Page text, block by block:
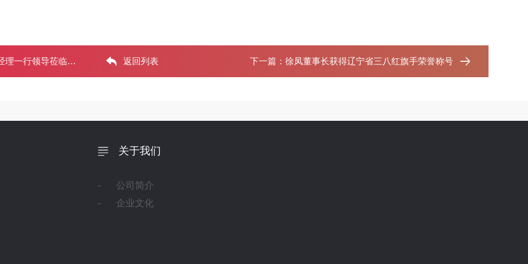
行领导莅临抚机 返回列表 下一篇： 徐凤董事长获得辽宁省三八红旗手荣誉称号
关于我们
公司简介
企业文化